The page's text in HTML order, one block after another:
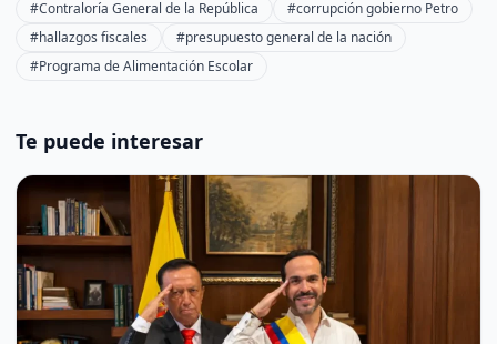
#Contraloría General de la República
#corrupción gobierno Petro
#hallazgos fiscales
#presupuesto general de la nación
#Programa de Alimentación Escolar
Te puede interesar